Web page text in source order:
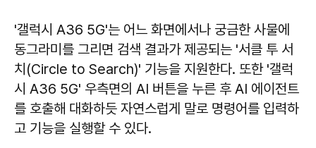
'갤럭시 A36 5G'는 어느 화면에서나 궁금한 사물에
동그라미를 그리면 검색 결과가 제공되는 '서클 투 서
치(Circle to Search)' 기능을 지원한다. 또한 '갤럭
시 A36 5G' 우측면의 AI 버튼을 누른 후 AI 에이전트
를 호출해 대화하듯 자연스럽게 말로 명령어를 입력하
고 기능을 실행할 수 있다.